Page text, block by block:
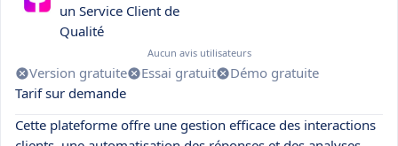
un Service Client de
Qualité
Aucun avis utilisateurs
Version gratuite Essai gratuit
Démo gratuite
Tarif sur demande
Cette plateforme offre une gestion efficace des interactions